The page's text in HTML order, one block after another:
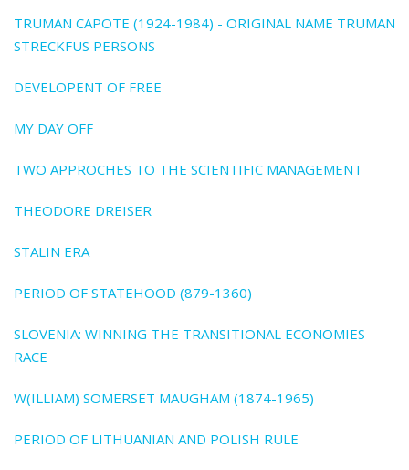
TRUMAN CAPOTE (1924-1984) - ORIGINAL NAME TRUMAN
STRECKFUS PERSONS
DEVELOPENT OF FREE
MY DAY OFF
TWO APPROCHES TO THE SCIENTIFIC MANAGEMENT
THEODORE DREISER
STALIN ERA
PERIOD OF STATEHOOD (879-1360)
SLOVENIA: WINNING THE TRANSITIONAL ECONOMIES
RACE
W(ILLIAM) SOMERSET MAUGHAM (1874-1965)
PERIOD OF LITHUANIAN AND POLISH RULE